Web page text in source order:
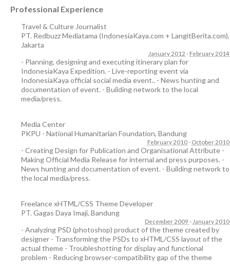
Professional Experience
Travel & Culture Journalist
PT. Redbuzz Mediatama (IndonesiaKaya.com + LangitBerita.com),
Jakarta
January 2012 - February 2014
- Planning, designing and executing itinerary plan for
IndonesiaKaya Expedition. - Live-reporting event via
IndonesiaKaya official social media event.. - News hunting and
documentation of event. - Building network to the local
media/press.
Media Center
PKPU - National Humanitarian Foundation, Bandung
February 2010- October 2010
- Creating Design for Publication and Organisational Attribute -
Making Official Media Release for internal and press purposes. -
News hunting and documentation of event. - Building network to
the local media/press.
Freelance xHTML/CSS Theme Developer
PT. Gagas Daya Imaji, Bandung
December 2009 - January 2010
- Analyzing PSD (photoshop) product of the theme created by
designer - Transforming the PSDs to xHTML/CSS layout of the
actual theme - Troubleshotting for display and functional
problem - Reducing browser-compatibility gap of the theme